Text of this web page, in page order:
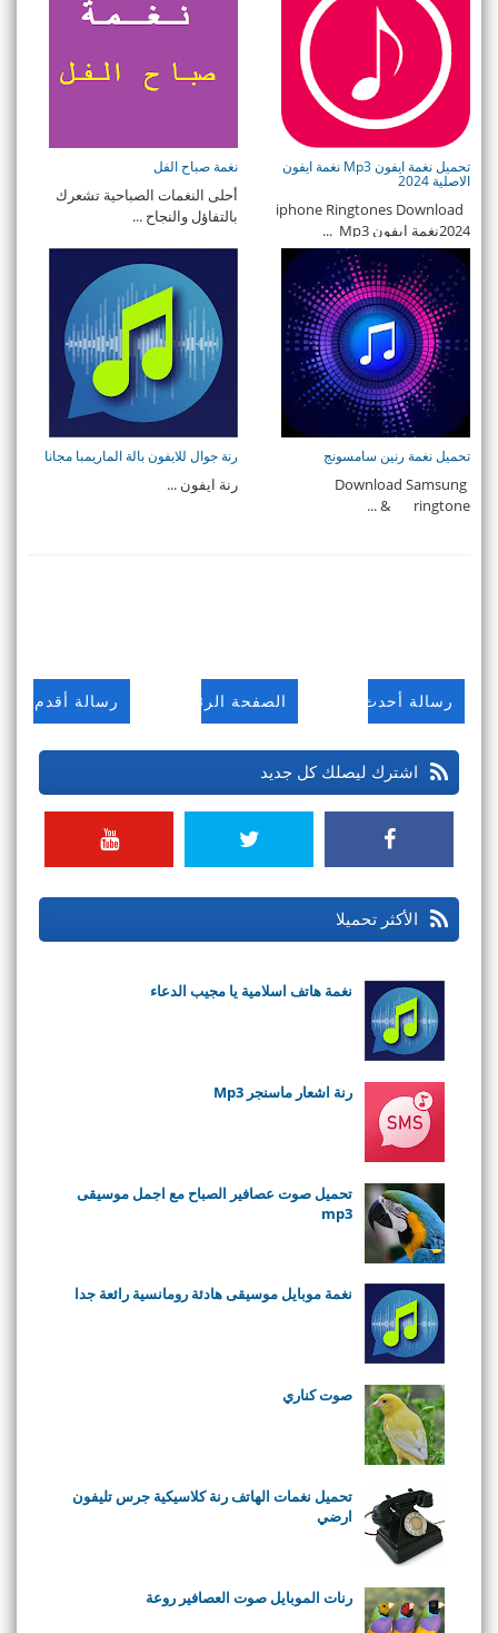
تحميل نغمة ايفون Mp3 نغمة ايفون
الاصلية 2024
iphone Ringtones Download
2024نغمة ايفون Mp3 ...
نغمة صباح الفل
أحلى النغمات الصباحية تشعرك
بالتفاؤل والنجاح ...
تحميل نغمة رنين سامسونج
Download Samsung
ringtone & ...
رنة جوال للايفون بالة الماريمبا مجانا
رنة ايفون ...
رسالة أحدث رسالة أقدم الصفحة الرئيسية
اشترك ليصلك كل جديد
الأكثر تحميلا
نغمة هاتف اسلامية يا مجيب الدعاء
رنة اشعار ماسنجر Mp3
تحميل صوت عصافير الصباح مع اجمل موسيقى
mp3
نغمة موبايل موسيقى هادئة رومانسية رائعة جدا
صوت كناري
تحميل نغمات الهاتف رنة كلاسيكية جرس تليفون
ارضي
رنات الموبايل صوت العصافير روعة